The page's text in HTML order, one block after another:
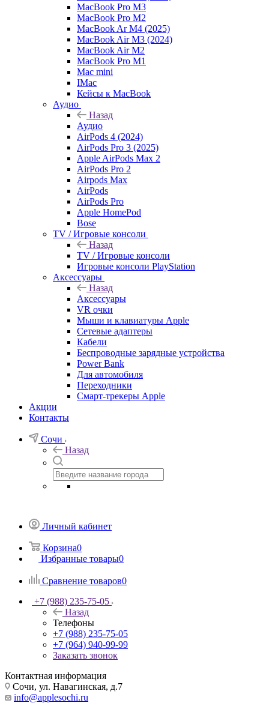
MacBook Pro M3
MacBook Pro M2
MacBook Ar M4 (2025)
MacBook Air M3 (2024)
MacBook Air M2
MacBook Pro M1
Mac mini
IMac
Кейсы к MacBook
Аудио
Назад
Аудио
AirPods 4 (2024)
AirPods Pro 3 (2025)
Apple AirPods Max 2
AirPods Pro 2
Airpods Max
AirPods
AirPods Pro
Apple HomePod
Bose
TV / Игровые консоли
Назад
TV / Игровые консоли
Игровые консоли PlayStation
Аксессуары
Назад
Аксессуары
VR очки
Мыши и клавиатуры Apple
Сетевые адаптеры
Кабели
Беспроводные зарядные устройства
Power Bank
Для автомобиля
Переходники
Смарт-трекеры Apple
Акции
Контакты
Сочи
Назад
Личный кабинет
Корзина0
Избранные товары0
Сравнение товаров0
+7 (988) 235-75-05
Назад
Телефоны
+7 (988) 235-75-05
+7 (964) 940-99-99
Заказать звонок
Контактная информация
Сочи, ул. Навагинская, д.7
info@applesochi.ru